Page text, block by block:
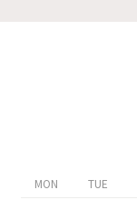
MON TUE